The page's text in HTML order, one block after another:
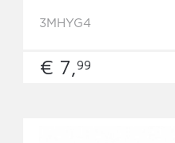
3MHYG4
€ 7,99